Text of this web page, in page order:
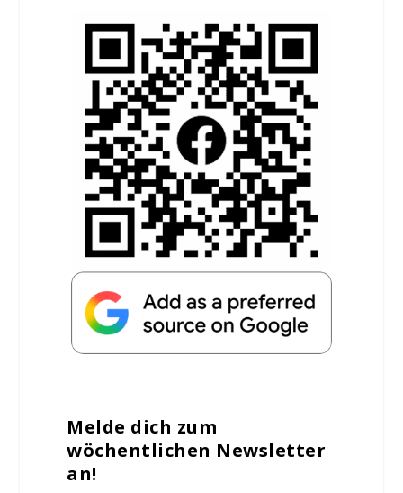
Melde dich zum
wöchentlichen Newsletter
an!